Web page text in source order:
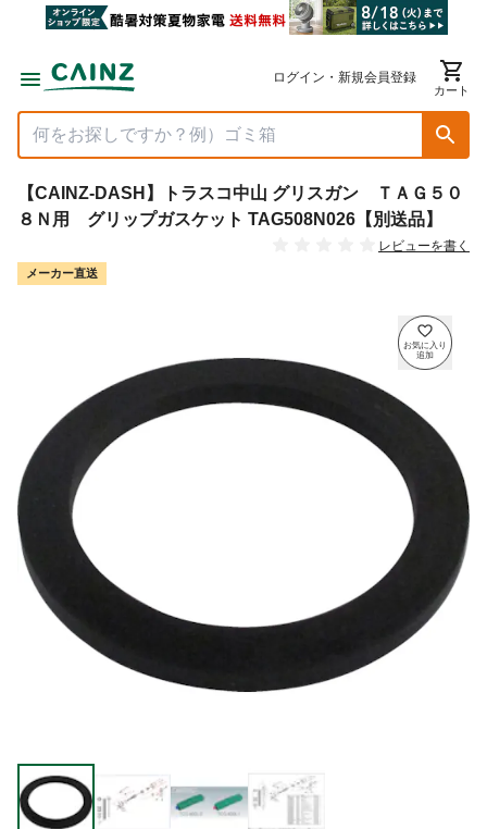
ログイン・新規会員登録
カート
【CAINZ-DASH】トラスコ中山 グリスガン ＴＡＧ５０
８Ｎ用 グリップガスケット TAG508N026【別送品】
レビューを書く
メーカー直送